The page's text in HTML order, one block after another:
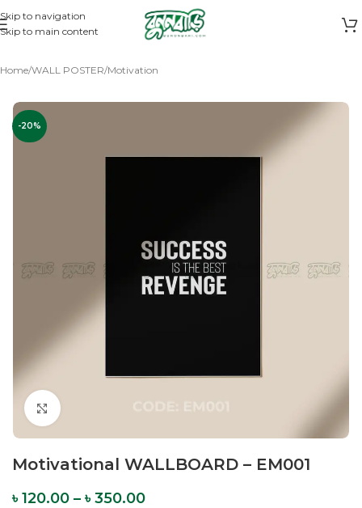
Skip to navigation
Skip to main content
Home/WALL POSTER/Motivation
-20%
Click to enlarge
Motivational WALLBOARD – EM001
৳120.00 – ৳350.00